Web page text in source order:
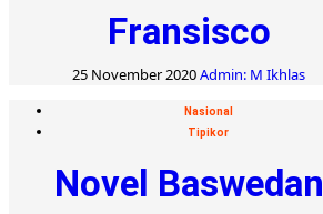
Fransisco
25 November 2020Admin: M Ikhlas
Nasional
Tipikor
Novel Baswedan